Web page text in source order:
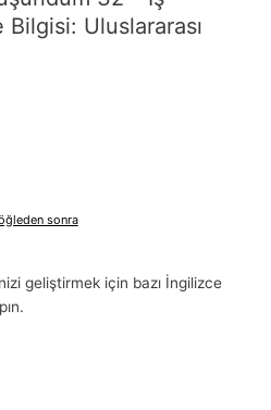
Uluslararası
sonra
geliştirmek için bazı İngilizce